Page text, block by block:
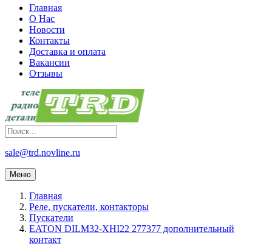
Главная
О Нас
Новости
Контакты
Доставка и оплата
Вакансии
Отзывы
sale@trd.novline.ru
Меню
Главная
Реле, пускатели, контакторы
Пускатели
EATON DILM32-XHI22 277377 дополнительный
контакт